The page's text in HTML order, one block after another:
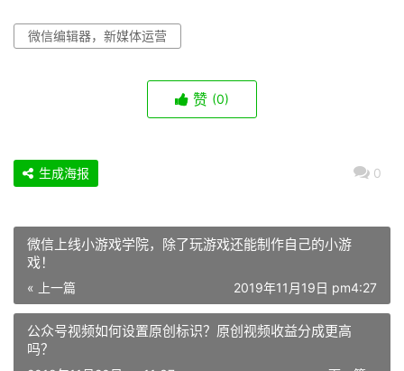
微信编辑器，新媒体运营
赞 (0)
0
生成海报
微信上线小游戏学院，除了玩游戏还能制作自己的小游
戏！
« 上一篇 2019年11月19日 pm4:27
公众号视频如何设置原创标识？原创视频收益分成更高
吗？